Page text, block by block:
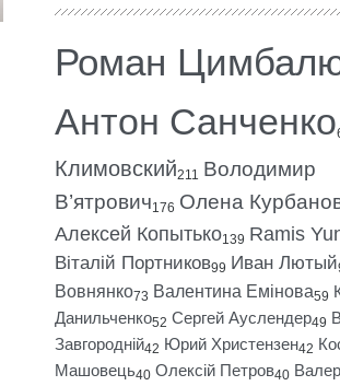
Роман
Антон Санченко
Климовский211 Володимир
В’ятрович176 Олена
Алексей Копытько139 Ramis
Віталій Портников99 Иван Лютый
Вовнянко73 Валентина Емінова59
Данильченко52 Сергей Ауслендер49
Завгородній42 Юрий Христензен42
Машовець40 Олексій Петров40